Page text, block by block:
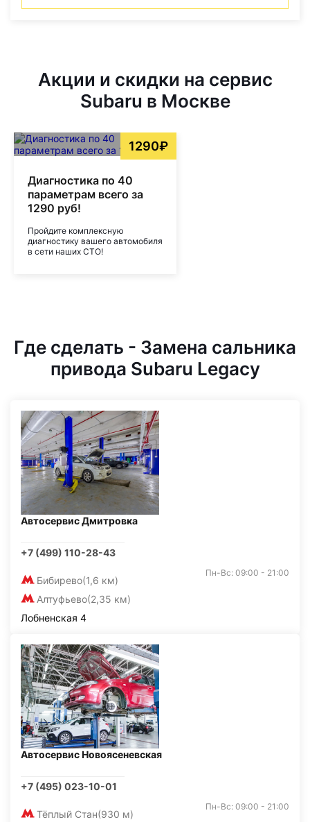
Акции и скидки на сервис
Subaru в Москве
1290₽
Диагностика по 40
параметрам всего за
1290 руб!
Пройдите комплексную
диагностику вашего автомобиля
в сети наших СТО!
Где сделать - Замена сальника
привода Subaru Legacy
Автосервис Дмитровка
+7 (499) 110-28-43
Бибирево(1,6 км)
Алтуфьево(2,35 км)
Пн-Вс: 09:00 - 21:00
Лобненская 4
Автосервис Новоясеневская
+7 (495) 023-10-01
Тёплый Стан(930 м)
Пн-Вс: 09:00 - 21:00